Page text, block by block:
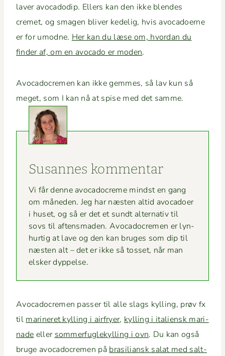
laver avo­cadodip. Ellers kan den ikke blendes
cremet, og sma­gen bliv­er kedelig, hvis avo­ca­do­erne
er for umodne. Her kan du læse om, hvor­dan du
find­er af, om en avo­ca­do er mod­en.
Avo­cadocre­men kan ikke gemmes, så lav kun så
meget, som I kan nå at spise med det samme.
Susannes kom­men­tar
Vi får denne avo­cadocreme mindst en gang
om måne­den. Jeg har næsten altid avo­ca­do­er
i huset, og så er det et sundt alter­na­tiv til
sovs til aftens­maden. Avo­cadocre­men er lyn­
hur­tig at lave og den kan bruges som dip til
næsten alt – det er ikke så tos­set, når man
elsker dyppelse.
Avo­cadocre­men pass­er til alle slags kylling, prøv fx
til marineret kylling i air­fry­er, kylling i ital­ien­sk mari­
nade eller som­merfuglekylling i ovn. Du kan også
bruge avo­cadocre­men på brasil­ian­sk salat med salt­